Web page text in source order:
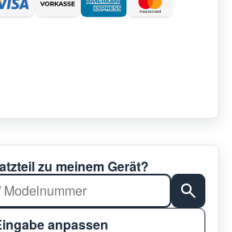
zu meinem Gerät?
anpassen